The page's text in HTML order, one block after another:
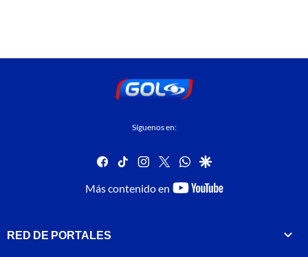
Síguenos en:
facebook
tiktok instagram
twitterwhatsapp
google
Más contenido en
youtube-
RED DE PORTALES